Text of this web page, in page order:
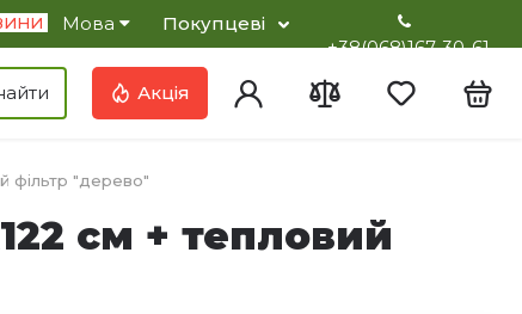
Мова
Покупцеві
+38(068)167-30-61
Акція Увійти ПорівнянняВибране
фільтр "дерево"
см + тепловий